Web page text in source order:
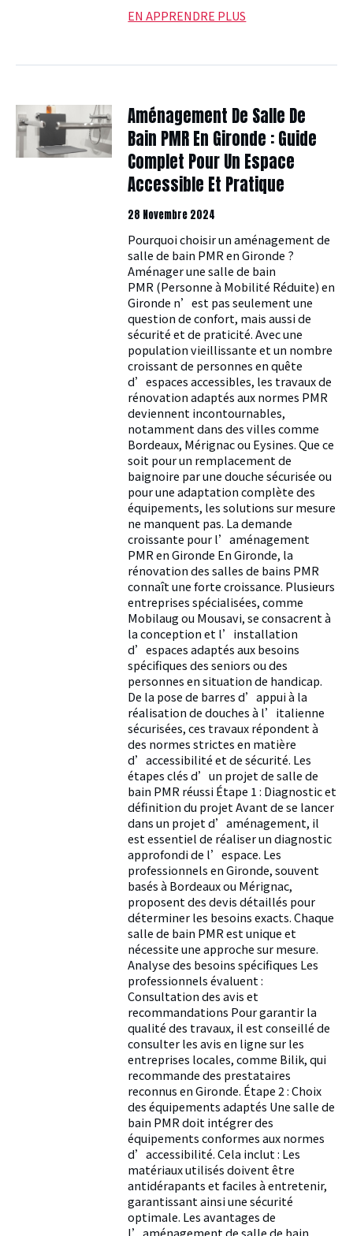
EN APPRENDRE PLUS
Aménagement De Salle De
Bain PMR En Gironde : Guide
Complet Pour Un Espace
Accessible Et Pratique
28 Novembre 2024
Pourquoi choisir un aménagement de
salle de bain PMR en Gironde ?
Aménager une salle de bain
PMR (Personne à Mobilité Réduite) en
Gironde n’est pas seulement une
question de confort, mais aussi de
sécurité et de praticité. Avec une
population vieillissante et un nombre
croissant de personnes en quête
d’espaces accessibles, les travaux de
rénovation adaptés aux normes PMR
deviennent incontournables,
notamment dans des villes comme
Bordeaux, Mérignac ou Eysines. Que ce
soit pour un remplacement de
baignoire par une douche sécurisée ou
pour une adaptation complète des
équipements, les solutions sur mesure
ne manquent pas. La demande
croissante pour l’aménagement
PMR en Gironde En Gironde, la
rénovation des salles de bains PMR
connaît une forte croissance. Plusieurs
entreprises spécialisées, comme
Mobilaug ou Mousavi, se consacrent à
la conception et l’installation
d’espaces adaptés aux besoins
spécifiques des seniors ou des
personnes en situation de handicap.
De la pose de barres d’appui à la
réalisation de douches à l’italienne
sécurisées, ces travaux répondent à
des normes strictes en matière
d’accessibilité et de sécurité. Les
étapes clés d’un projet de salle de
bain PMR réussi Étape 1 : Diagnostic et
définition du projet Avant de se lancer
dans un projet d’aménagement, il
est essentiel de réaliser un diagnostic
approfondi de l’espace. Les
professionnels en Gironde, souvent
basés à Bordeaux ou Mérignac,
proposent des devis détaillés pour
déterminer les besoins exacts. Chaque
salle de bain PMR est unique et
nécessite une approche sur mesure.
Analyse des besoins spécifiques Les
professionnels évaluent :
Consultation des avis et
recommandations Pour garantir la
qualité des travaux, il est conseillé de
consulter les avis en ligne sur les
entreprises locales, comme Bilik, qui
recommande des prestataires
reconnus en Gironde. Étape 2 : Choix
des équipements adaptés Une salle de
bain PMR doit intégrer des
équipements conformes aux normes
d’accessibilité. Cela inclut : Les
matériaux utilisés doivent être
antidérapants et faciles à entretenir,
garantissant ainsi une sécurité
optimale. Les avantages de